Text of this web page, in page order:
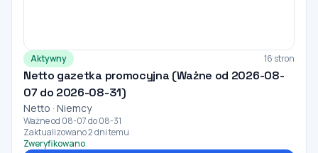
Aktywny 16 stron
Netto gazetka promocyjna (Ważne od 2026-08-
07 do 2026-08-31)
Netto · Niemcy
Ważne od 08-07 do 08-31
Zaktualizowano 2 dni temu
Zweryfikowano